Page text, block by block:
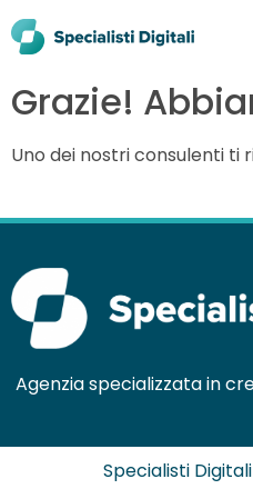
Grazie!
Uno dei nostri consulenti
Agenzia specializzata in
Specialisti